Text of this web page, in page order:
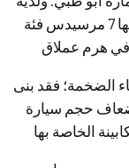
200 سيارة؛ من بينها 7 مرسيدس فئة SELs 500 مدهونة بألوان
الضخمة؛ فقد بنى
الكبرى في العالم. ويبلغ حجمها 8 أضعاف حجم سيارة